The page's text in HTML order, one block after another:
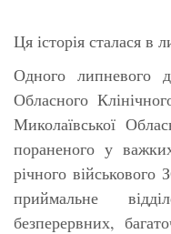
Ця історія сталася в
Одного липневого
Обласного
Миколаївської
пораненого у
річного
приймальне
безперервних,